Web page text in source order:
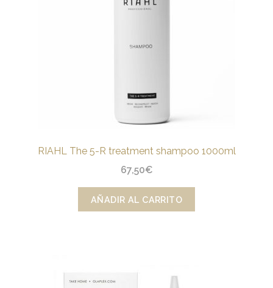
RIAHL The 5-R treatment shampoo 1000ml
67,50€
AÑADIR AL CARRITO